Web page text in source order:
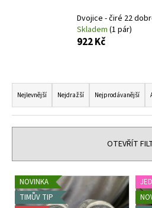
Dvojice - čiré 22
Skladem (1 pár)
922 Kč
Ř
a
z
e
í
p
r
Nejlevnější Nejdražší Nejprodávanější
OTEVŘÍT
V
ý
NOVINKA
TIMŮV TIP
HLEDAT
o
p
o
r
u
e